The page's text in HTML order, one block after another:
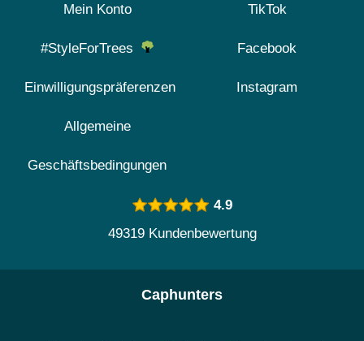
Mein Konto
#StyleForTrees
Einwilligungspräferenzen
Allgemeine
Geschäftsbedingungen
TikTok
Facebook
Instagram
4.9
49319 Kundenbewertung
Caphunters